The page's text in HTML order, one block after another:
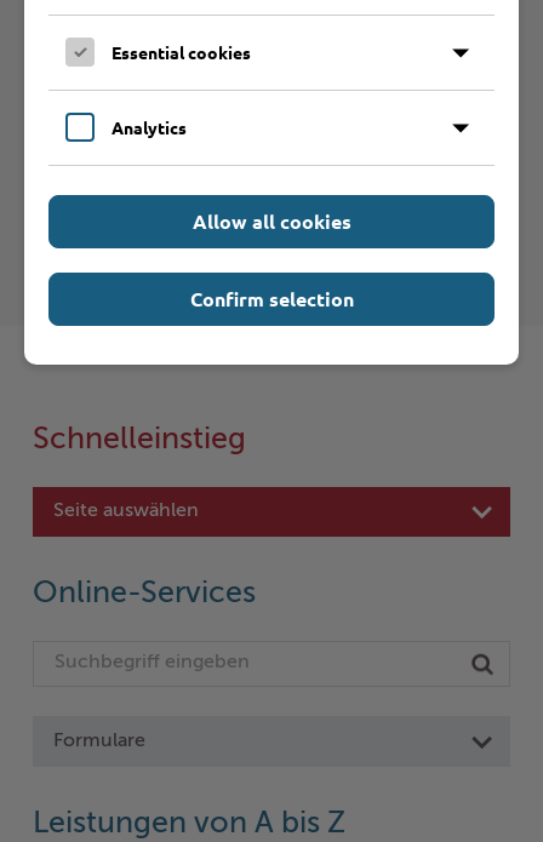
Hilfe & Kontakt:
Kreis Stormarn - Beistandschaften
Schnelleinstieg
Seite auswählen
Online-Services
Formulare
Leistungen von A bis Z
Essential cookies
Analytics
Allow all cookies
Confirm selection